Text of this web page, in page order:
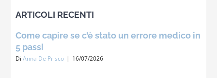
ARTICOLI RECENTI
Come capire se c’è stato un errore medico in
5 passi
DiAnna De Prisco | 16/07/2026